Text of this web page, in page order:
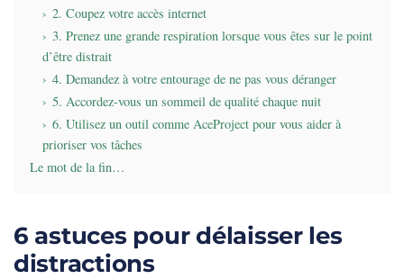
2. Coupez votre accès internet
3. Prenez une grande respiration lorsque vous êtes sur le point
d’être distrait
4. Demandez à votre entourage de ne pas vous déranger
5. Accordez-vous un sommeil de qualité chaque nuit
6. Utilisez un outil comme AceProject pour vous aider à
prioriser vos tâches
Le mot de la fin…
6 astuces pour délaisser les
distractions